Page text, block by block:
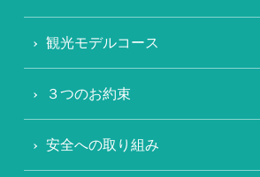
観光モデルコース
３つのお約束
安全への取り組み